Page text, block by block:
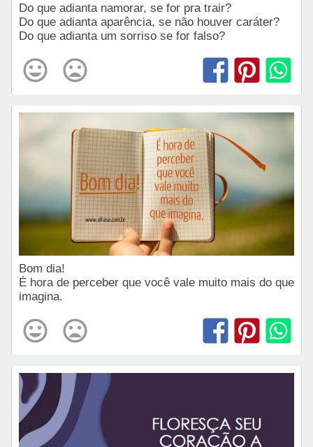
Do que adianta namorar, se for pra trair?
Do que adianta aparência, se não houver caráter?
Do que adianta um sorriso se for falso?
Bom dia!
É hora de perceber que você vale muito mais do que
imagina.